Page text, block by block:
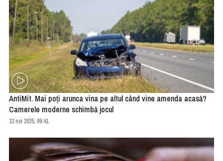
AntiMit. Mai poţi arunca vina pe altul când vine amenda acasă?
Camerele moderne schimbă jocul
13 noi 2025, 09:41